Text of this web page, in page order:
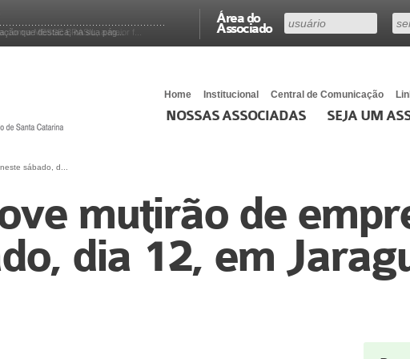
Área do
Associado
a MESSE BRASIL, a maior f...
que destaca, na sua pág...
Home Institucional Central de Comunicação
NOSSAS ASSOCIADAS SEJA UM
sábado, d...
mutirão de
dia 12, em